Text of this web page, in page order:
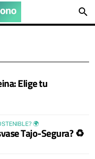
search
Elige tu
🌍
Tajo-Segura? ♻️